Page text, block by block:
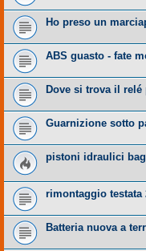
Ho preso un
ABS guasto - fate
Dove si trova il relé
Guarnizione sotto
pistoni idraulici
rimontaggio testata
Batteria nuova a